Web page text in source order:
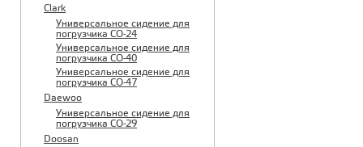
Clark
Универсальное сидение для
погрузчика CO-24
Универсальное сидение для
погрузчика CO-40
Универсальное сидение для
погрузчика CO-47
Daewoo
Универсальное сидение для
погрузчика CO-29
Doosan